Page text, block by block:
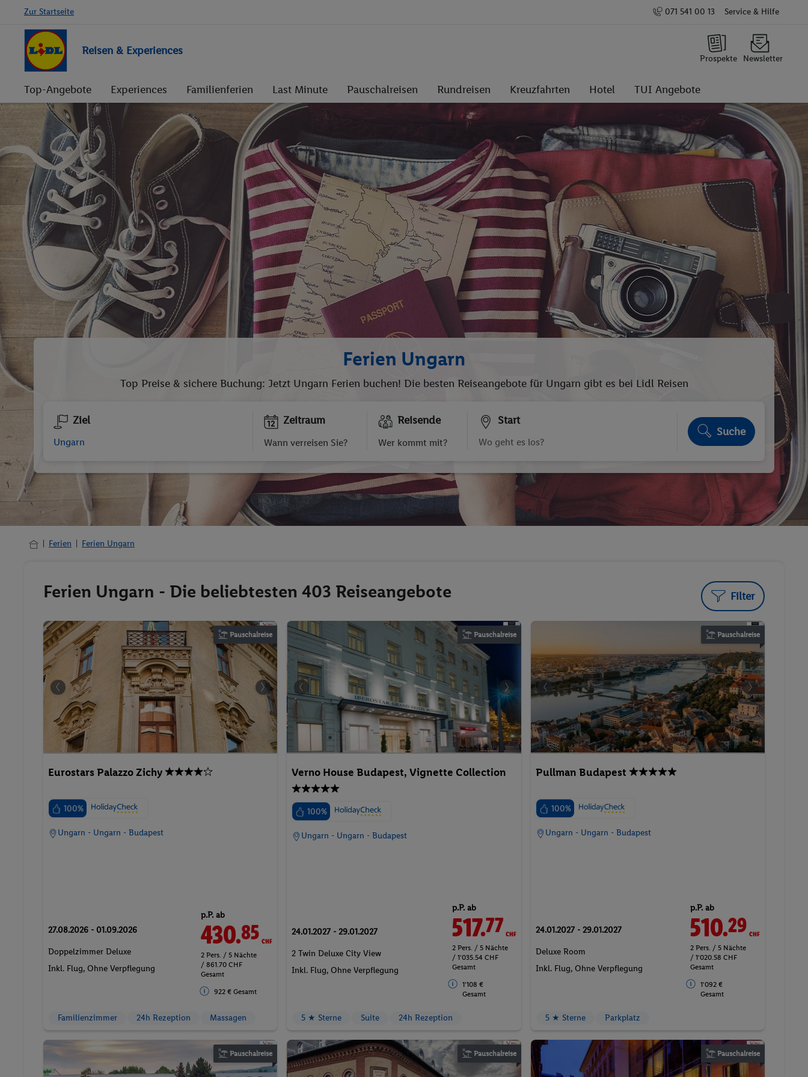
Zur Startseite 071 541 00 13 Service & Hilfe
Reisen & Experiences
Prospekte Newsletter
Top-Angebote Experiences Familienferien Last Minute Pauschalreisen Rundreisen Kreuzfahrten Hotel TUI Angebote
Ferien Ungarn
Top Preise & sichere Buchung: Jetzt Ungarn Ferien buchen! Die besten Reiseangebote für Ungarn gibt es bei Lidl Reisen
Ziel Zeitraum
Wann verreisen Sie?
Reisende
Wer kommt mit?
Start
Suche
Ferien Ferien Ungarn
Ferien Ungarn - Die beliebtesten 403 Reiseangebote Filter
Pauschalreise
Eurostars Palazzo Zichy
100%
Ungarn - Ungarn - Budapest
27.08.2026 - 01.09.2026
Doppelzimmer Deluxe
Inkl. Flug, Ohne Verpflegung
p.P. ab
430.85CHF
2 Pers. / 5 Nächte
/ 861.70 CHF
Gesamt
922 € Gesamt
Familienzimmer 24h Rezeption Massagen
Pauschalreise
Verno House Budapest, Vignette Collection
100%
Ungarn - Ungarn - Budapest
24.01.2027 - 29.01.2027
2 Twin Deluxe City View
Inkl. Flug,Ohne Verpflegung
p.P. ab
517.77CHF
2 Pers. / 5 Nächte
/ 1'035.54 CHF
Gesamt
1'108 €
Gesamt
5 ★ Sterne Suite 24h Rezeption
Pauschalreise
Pullman Budapest
100%
Ungarn - Ungarn - Budapest
24.01.2027 - 29.01.2027
Deluxe Room
Inkl. Flug, Ohne Verpflegung
p.P. ab
510.29CHF
2 Pers. / 5 Nächte
/ 1'020.58 CHF
Gesamt
1'092 €
Gesamt
5 ★ Sterne Parkplatz
Pauschalreise Pauschalreise Pauschalreise